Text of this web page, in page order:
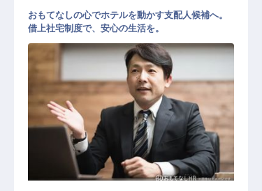
ホテル・宿泊業界情報コラム
無料 転職サポートに申し込む
採用をお考えの企業様へ
支配人候補
おもてなしの心でホテルを動かす支配人候補へ。
借上社宅制度で、安心の生活を。